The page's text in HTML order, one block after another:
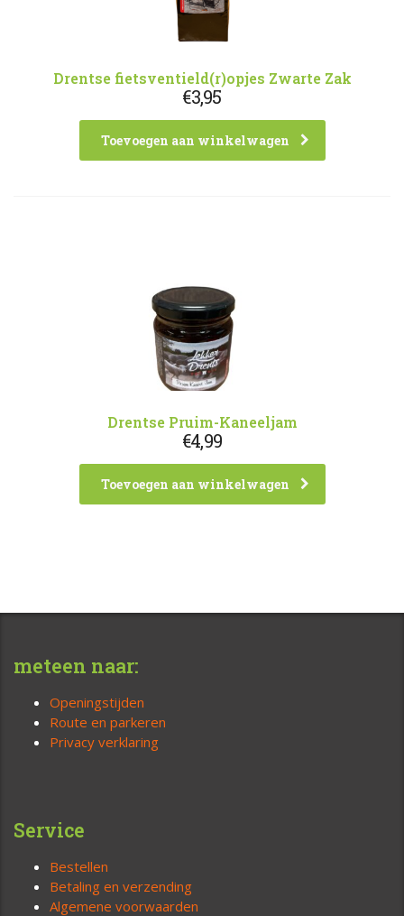
Drentse fietsventield(r)opjes Zwarte Zak
€3,95
Toevoegen aan winkelwagen
Drentse Pruim-Kaneeljam
€4,99
Toevoegen aan winkelwagen
meteen naar:
Openingstijden
Route en parkeren
Privacy verklaring
Service
Bestellen
Betaling en verzending
Algemene voorwaarden